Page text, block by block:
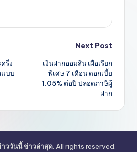
รึ่ง
แบบ
Next Post
เงินฝากออมสิน เผื่อเรียก
พิเศษ 7 เดือน ดอกเบี้ย
1.05% ต่อปี ปลอดภาษีผู้
ฝาก
ววันนี้ ข่าวล่าสุด. All rights reserved.